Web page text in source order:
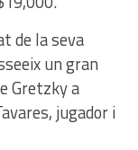
de la seva
un gran
Gretzky a
jugador i